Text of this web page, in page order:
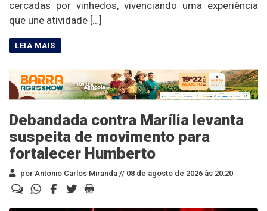
cercadas por vinhedos, vivenciando uma experiência
que une atividade […]
Debandada contra Marília levanta
suspeita de movimento para
fortalecer Humberto
por Antonio Carlos Miranda // 08 de agosto de 2026 às 20:20